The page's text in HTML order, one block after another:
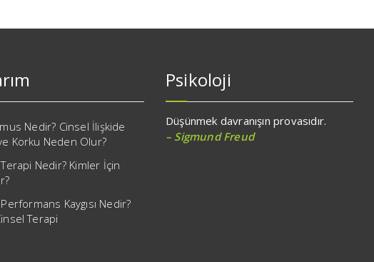
Nedir? Cinsel İlişkide
Korku Neden Olur?
Nedir? Kimler İçin
Kaygısı Nedir?
Terapi
Psikoloji
Düşünmek davranışın provasıdır.
– Sigmund Freud